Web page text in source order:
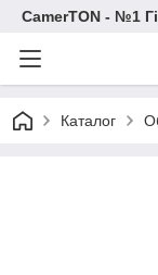
CamerTON - №1
Каталог